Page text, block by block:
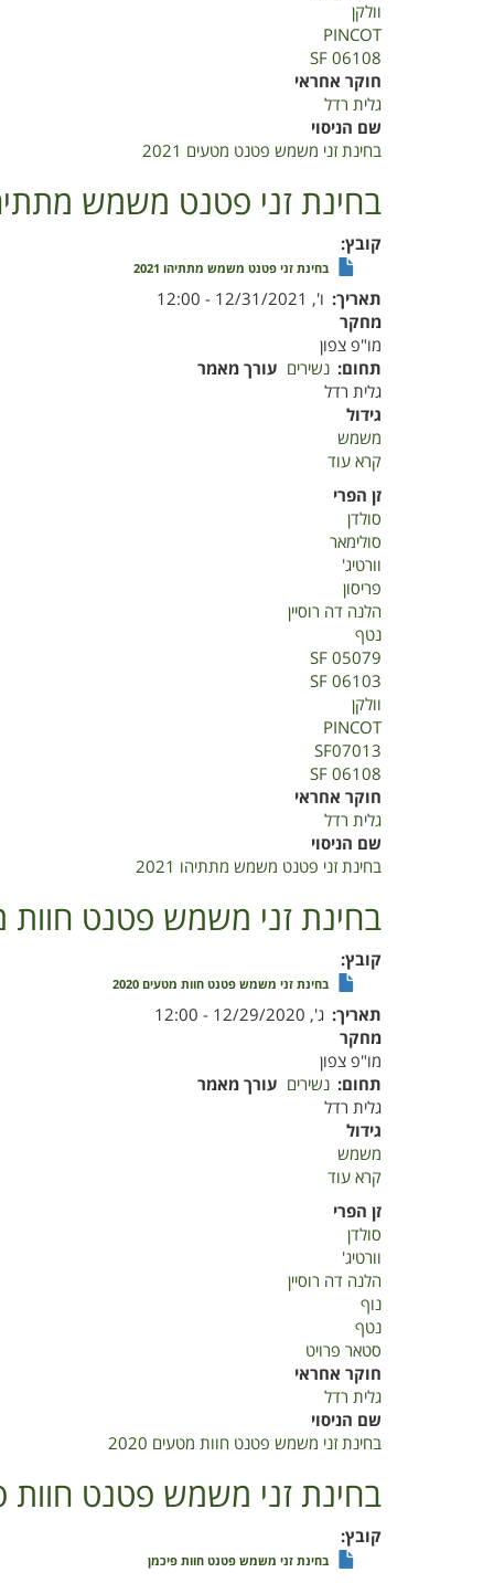
וולקן
PINCOT
SF 06108
חוקר אחראי
גלית רדל
שם הניסוי
בחינת זני משמש פטנט מטעים 2021
בחינת זני פטנט משמש מתתיהו
קובץ
בחינת זני פטנט משמש מתתיהו 2021
תאריך ו', 12/31/2021 - 12:00
מחקר
מו"פ צפון
תחום נשירים עורך מאמר
גלית רדל
גידול
משמש
קרא עוד
זן הפרי
סולדן
סולימאר
וורטיג'
פריסון
הלנה דה רוסיין
נטף
SF 05079
SF 06103
וולקן
PINCOT
SF07013
SF 06108
חוקר אחראי
גלית רדל
שם הניסוי
בחינת זני פטנט משמש מתתיהו 2021
בחינת זני משמש פטנט חוות
קובץ
בחינת זני משמש פטנט חוות מטעים 2020
תאריך ג', 12/29/2020 - 12:00
מחקר
מו"פ צפון
תחום נשירים עורך מאמר
גלית רדל
גידול
משמש
קרא עוד
חוות
זן הפרי
סולדן
וורטיג'
הלנה דה רוסיין
נוף
נטף
סטאר פרויט
חוקר אחראי
גלית רדל
שם הניסוי
בחינת זני משמש פטנט חוות מטעים 2020
בחינת זני משמש פטנט חוות
קובץ
בחינת זני משמש פטנט חוות פיכמן